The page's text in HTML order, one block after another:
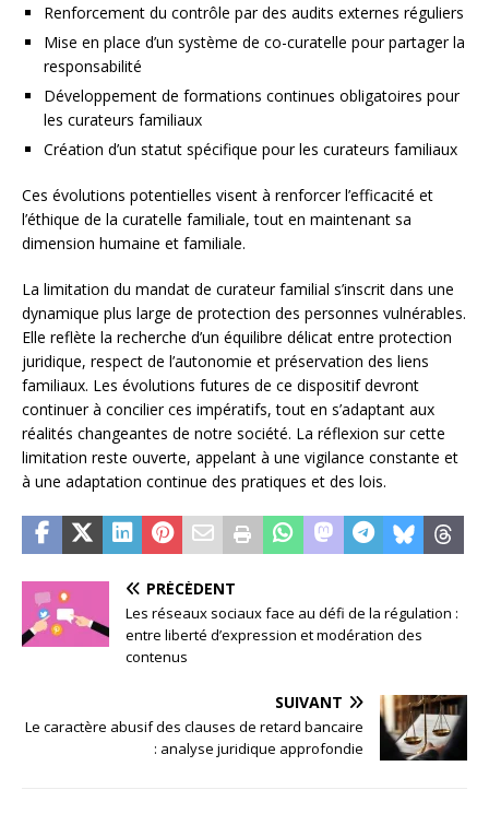
Renforcement du contrôle par des audits externes réguliers
Mise en place d’un système de co-curatelle pour partager la
responsabilité
Développement de formations continues obligatoires pour
les curateurs familiaux
Création d’un statut spécifique pour les curateurs familiaux
Ces évolutions potentielles visent à renforcer l’efficacité et
l’éthique de la curatelle familiale, tout en maintenant sa
dimension humaine et familiale.
La limitation du mandat de curateur familial s’inscrit dans une
dynamique plus large de protection des personnes vulnérables.
Elle reflète la recherche d’un équilibre délicat entre protection
juridique, respect de l’autonomie et préservation des liens
familiaux. Les évolutions futures de ce dispositif devront
continuer à concilier ces impératifs, tout en s’adaptant aux
réalités changeantes de notre société. La réflexion sur cette
limitation reste ouverte, appelant à une vigilance constante et
à une adaptation continue des pratiques et des lois.
PRÉCÉDENT
Les réseaux sociaux face au défi de la régulation :
entre liberté d’expression et modération des
contenus
SUIVANT
Le caractère abusif des clauses de retard bancaire
: analyse juridique approfondie